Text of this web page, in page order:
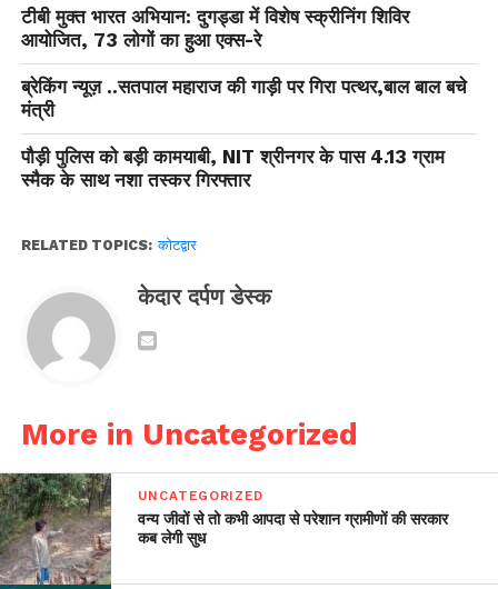
टीबी मुक्त भारत अभियान: दुगड्डा में विशेष स्क्रीनिंग शिविर
आयोजित, 73 लोगों का हुआ एक्स-रे
ब्रेकिंग न्यूज़ ..सतपाल महाराज की गाड़ी पर गिरा पत्थर,बाल बाल बचे
मंत्री
पौड़ी पुलिस को बड़ी कामयाबी, NIT श्रीनगर के पास 4.13 ग्राम
स्मैक के साथ नशा तस्कर गिरफ्तार
RELATED TOPICS: कोटद्वार
केदार दर्पण डेस्क
More in Uncategorized
UNCATEGORIZED
वन्य जीवों से तो कभी आपदा से परेशान ग्रामीणों की सरकार
कब लेगी सुध